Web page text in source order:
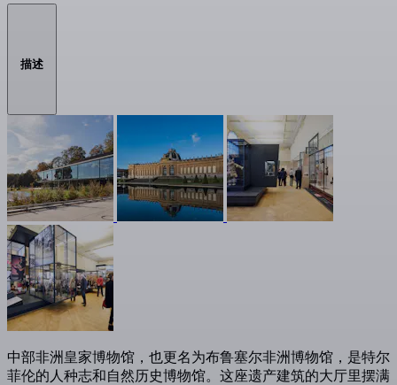
描述
中部非洲皇家博物馆，也更名为布鲁塞尔非洲博物馆，是特尔
菲伦的人种志和自然历史博物馆。这座遗产建筑的大厅里摆满